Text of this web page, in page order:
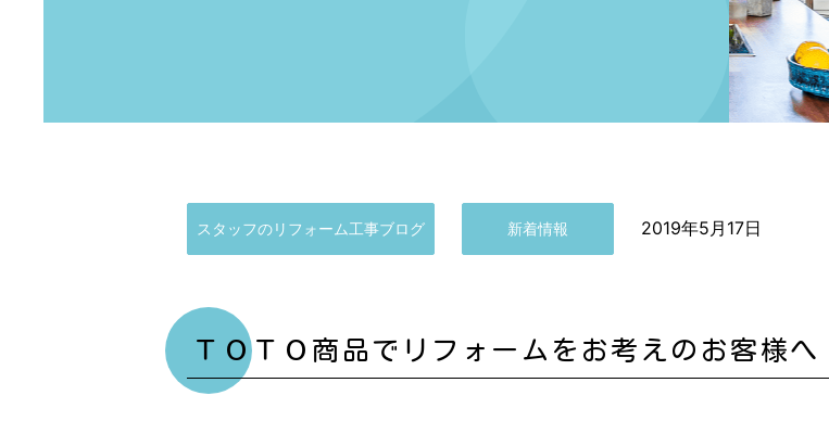
スタッフのリフォーム工事ブログ 新着情報 2019年5月17日
ＴＯＴＯ商品でリフォームをお考えのお客様へ